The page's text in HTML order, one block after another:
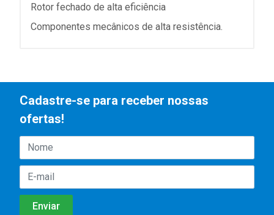
Rotor fechado de alta eficiência
Componentes mecânicos de alta resistência.
Cadastre-se para receber nossas
ofertas!